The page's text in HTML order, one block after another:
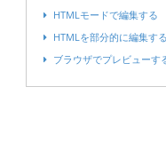
HTMLモードで編集する
HTMLを部分的に編集する
ブラウザでプレビューす